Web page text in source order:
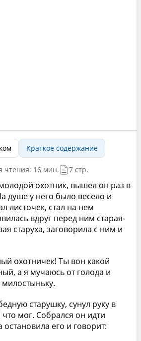
Краткое содержание
чтения: 16 мин. 7 стр.
охотник, вышел он раз в
душе у него было весело и
листочек, стал на нем
вдруг перед ним старая-
старуха, заговорила с ним и
охотничек! Ты вон какой
а я мучаюсь от голода и
старушку, сунул руку в
мог. Собрался он идти
остановила его и говорит: